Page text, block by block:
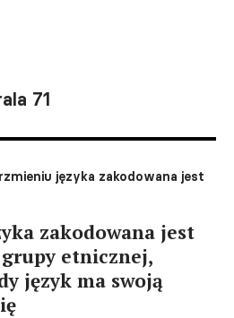
71
języka zakodowana jest
zakodowana jest
etnicznej,
język ma swoją